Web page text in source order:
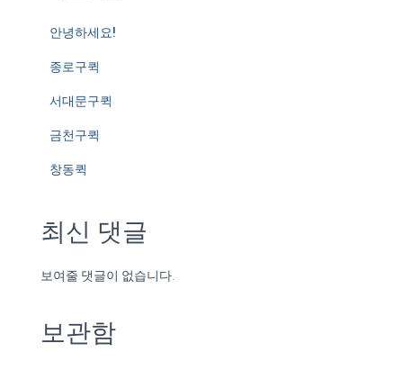
안녕하세요!
종로구퀵
서대문구퀵
금천구퀵
창동퀵
최신 댓글
보여줄 댓글이 없습니다.
보관함